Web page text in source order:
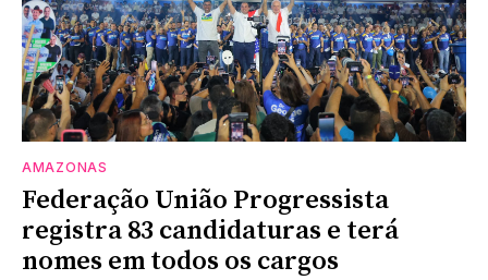
AMAZONAS
Federação União Progressista
registra 83 candidaturas e terá
nomes em todos os cargos